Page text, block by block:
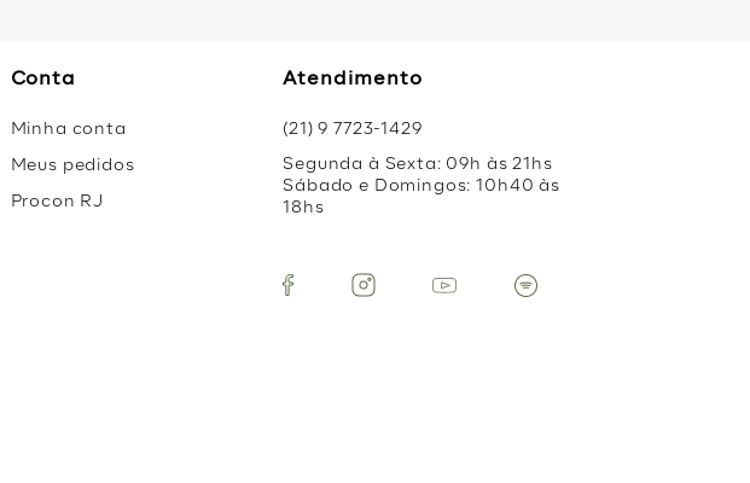
Conta
Minha conta
Meus pedidos
Procon RJ
Atendimento
(21) 9 7723-1429
Segunda à Sexta: 09h às 21hs
Sábado e Domingos: 10h40 às
18hs